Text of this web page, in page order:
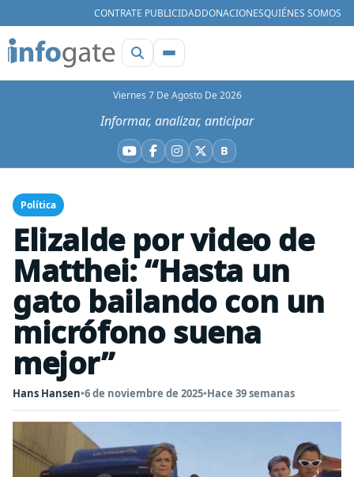
CONTRATE PUBLICIDADDONACIONESQUIÉNES SOMOS
Viernes 7 De Agosto De 2026
Informar, analizar, anticipar
YouTube
Facebook
Instagram
X BBluesky
Política
Elizalde por video de
Matthei: “Hasta un
gato bailando con un
micrófono suena
mejor”
Hans Hansen•6 de noviembre de 2025•Hace 39 semanas